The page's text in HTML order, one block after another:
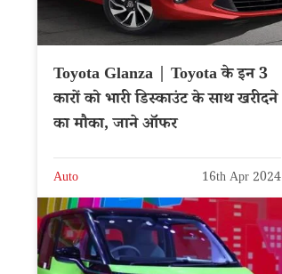
Toyota Glanza | Toyota के इन 3
कारों को भारी डिस्काउंट के साथ खरीदने
का मौका, जाने ऑफर
Auto 16th Apr 2024